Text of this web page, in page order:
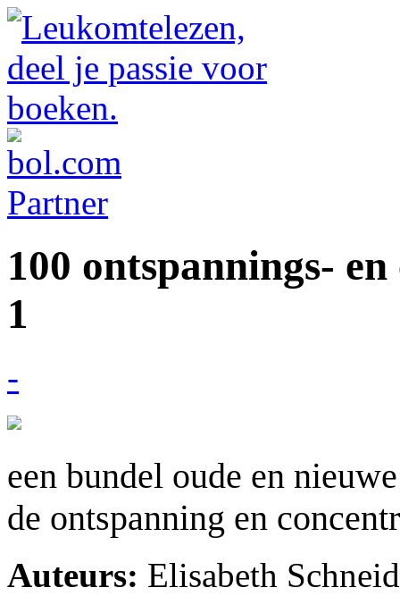
100 ontspannings-
1
-
een bundel oude en
de ontspanning en
Auteurs: Elisabeth